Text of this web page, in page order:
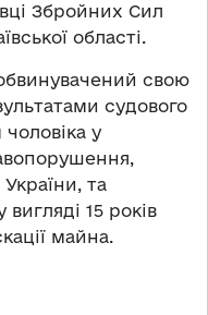
Збройних Сил
області.
свою
судового
у
та
15 років
майна.